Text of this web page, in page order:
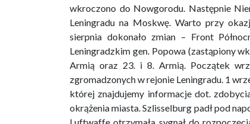
wkroczono do Nowgorodu. Następnie
Leningradu na Moskwę. Warto przy
sierpnia dokonało zmian – Front
Leningradzkim gen. Popowa (zastąpiony
Armią oraz 23. i 8. Armią. Początek
zgromadzonych w rejonie Leningradu. 1
której znajdujemy informacje dot.
okrążenia miasta. Szlisselburg padł pod